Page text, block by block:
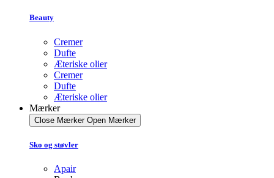
Beauty
Cremer
Dufte
Æteriske olier
Cremer
Dufte
Æteriske olier
Mærker
Close Mærker Open Mærker
Sko og støvler
Apair